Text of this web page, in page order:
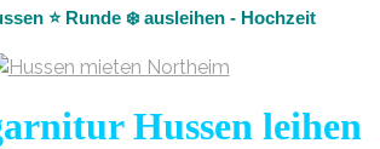
⭐ Runde ❄️ ausleihen - Hochzeit
Hussen leihen